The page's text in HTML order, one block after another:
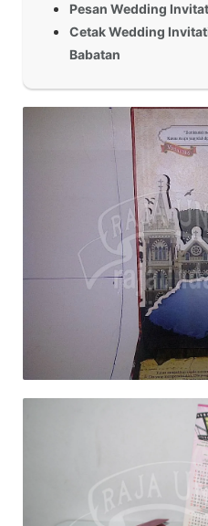
Pesan Wedding
Cetak Wedding
Babatan